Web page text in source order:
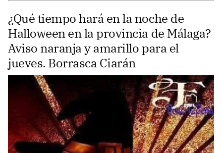
¿Qué tiempo hará en la noche de
Halloween en la provincia de Málaga?
Aviso naranja y amarillo para el
jueves. Borrasca Ciarán